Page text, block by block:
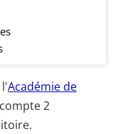
Académie de
2